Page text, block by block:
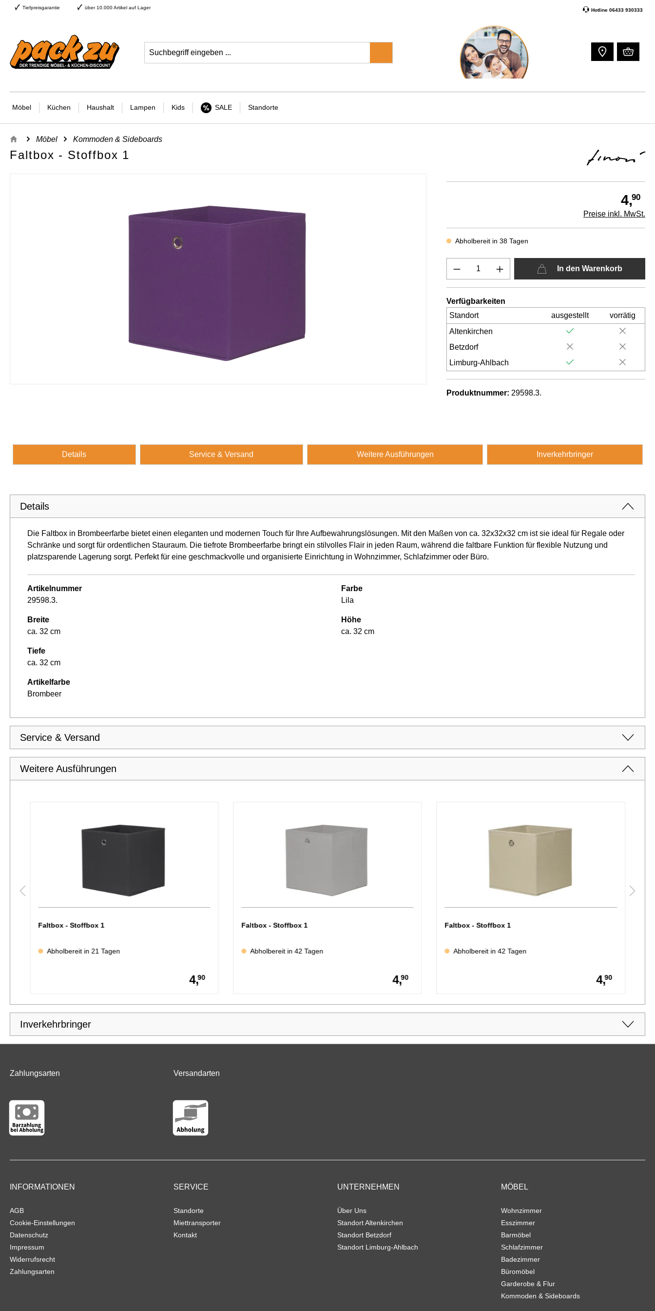
Tiefpreisgarantie über 10.000 Artikel auf Lager Hotline 06433 930333
Möbel Küchen Haushalt Lampen Kids SALE Standorte
Möbel Kommoden & Sideboards
Faltbox - Stoffbox 1
4,90
Preise inkl. MwSt.
Abholbereit in 38 Tagen
In den Warenkorb
Verfügbarkeiten
Standort
ausgestellt
vorrätig
Altenkirchen
Betzdorf
Limburg-Ahlbach
Produktnummer: 29598.3.
Details Service & Versand Weitere Ausführungen Inverkehrbringer
Details
Die Faltbox in Brombeerfarbe bietet einen eleganten und modernen Touch für Ihre Aufbewahrungslösungen. Mit den Maßen von ca. 32x32x32 cm ist sie ideal für Regale oder
Schränke und sorgt für ordentlichen Stauraum. Die tiefrote Brombeerfarbe bringt ein stilvolles Flair in jeden Raum, während die faltbare Funktion für flexible Nutzung und
platzsparende Lagerung sorgt. Perfekt für eine geschmackvolle und organisierte Einrichtung in Wohnzimmer, Schlafzimmer oder Büro.
Artikelnummer
29598.3.
Farbe
Lila
Breite
ca. 32 cm
Höhe
ca. 32 cm
Tiefe
ca. 32 cm
Artikelfarbe
Brombeer
Service & Versand
Weitere Ausführungen
Faltbox - Stoffbox 1
Abholbereit in 21 Tagen
4,
90
Faltbox - Stoffbox 1
Abholbereit in 42 Tagen
4,
90
Faltbox - Stoffbox 1
Abholbereit in 42 Tagen
4,90
Inverkehrbringer
Zahlungsarten Versandarten
INFORMATIONEN
AGB
Cookie-Einstellungen
Datenschutz
Impressum
Widerrufsrecht
Zahlungsarten
SERVICE
Standorte
Miettransporter
Kontakt
UNTERNEHMEN
Über Uns
Standort Altenkirchen
Standort Betzdorf
Standort Limburg-Ahlbach
MÖBEL
Wohnzimmer
Esszimmer
Barmöbel
Schlafzimmer
Badezimmer
Büromöbel
Garderobe & Flur
Kommoden & Sideboards